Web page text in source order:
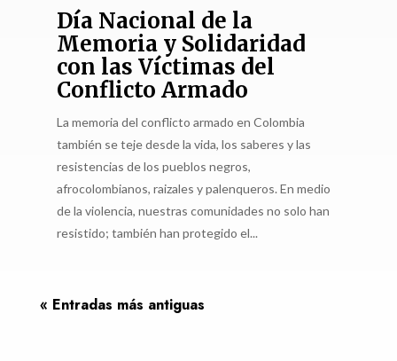
Día Nacional de la
Memoria y Solidaridad
con las Víctimas del
Conflicto Armado
La memoria del conflicto armado en Colombia
también se teje desde la vida, los saberes y las
resistencias de los pueblos negros,
afrocolombianos, raizales y palenqueros. En medio
de la violencia, nuestras comunidades no solo han
resistido; también han protegido el...
« Entradas más antiguas